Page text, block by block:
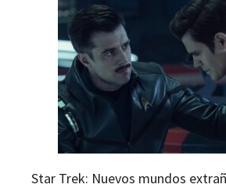
Star Trek: Nuevos mundos